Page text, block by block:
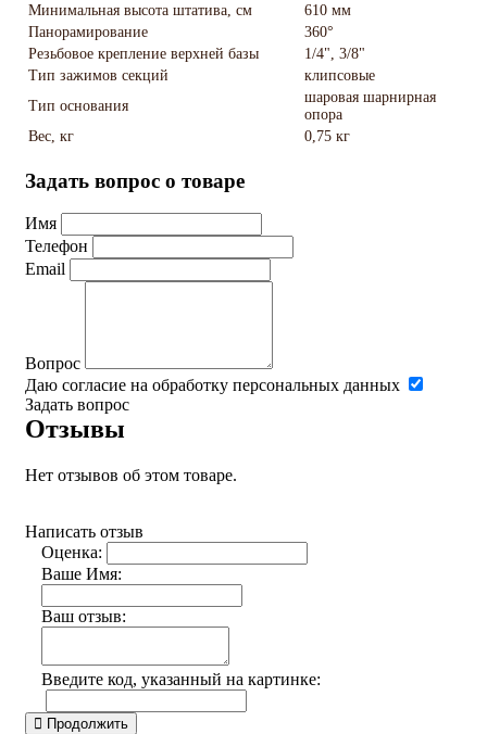
Минимальная высота штатива, см
610 мм
Панорамирование
360°
Резьбовое крепление верхней базы
1/4", 3/8"
Тип зажимов секций
клипсовые
Тип основания
шаровая шарнирная
опора
Вес, кг
0,75 кг
Задать вопрос о товаре
Имя
Телефон
Email
Вопрос
Даю согласие на обработку персональных данных
Задать вопрос
Отзывы
Нет отзывов об этом товаре.
Написать отзыв
Оценка:
Ваше Имя:
Ваш отзыв:
Введите код, указанный на картинке:
Продолжить